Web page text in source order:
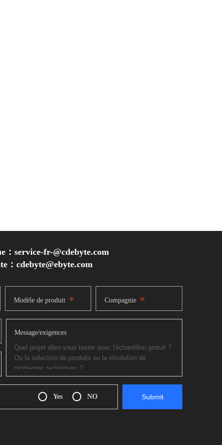
：service-fr-@cdebyte.com
：cdebyte@ebyte.com
Modèle de produit * Compagnie *
Message/exigences
Yes NO